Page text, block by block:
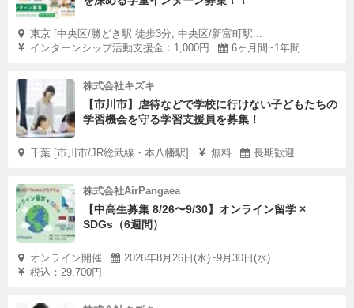
東京 [中央区/勝どき駅 徒歩3分, 中央区/新富町駅...
インターンシップ活動支援金：1,000円
6ヶ月間~1年間
株式会社キズキ
【市川市】虐待などで学校に行けない子どもたちの
学習機会を守る学習支援員を募集！
千葉 [市川市/JR総武線・本八幡駅] 無料 長期歓迎
株式会社AirPangaea
【中高生募集 8/26〜9/30】オンライン留学 ×
SDGs（6週間）
オンライン開催
2026年8月26日(水)~9月30日(水)
税込：29,700円